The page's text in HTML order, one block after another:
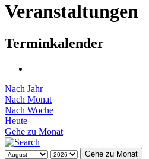
Veranstaltungen
Terminkalender
Nach Jahr
Nach Monat
Nach Woche
Heute
Gehe zu Monat
Gehe zu Monat